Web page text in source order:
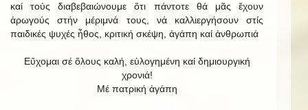
καί τούς διαβεβαιώνουμε ὅτι πάντοτε θά μᾶς ἔχουν
ἀρωγούς στήν μέριμνά τους, νά καλλιεργήσουν στίς
παιδικές ψυχές ἦθος, κριτική σκέψη, ἀγάπη καί ἀνθρωπιά
Εὔχομαι σέ ὅλους καλή, εὐλογημένη καί δημιουργική
χρονιά!
Μέ πατρική ἀγάπη